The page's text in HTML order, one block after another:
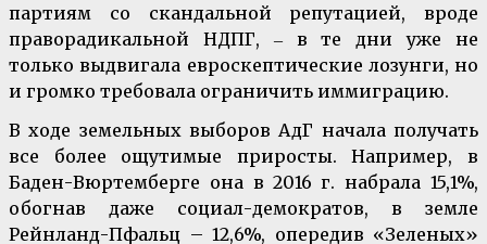
партиям со скандальной репутацией, вроде
праворадикальной НДПГ, ‒ в те дни уже не
только выдвигала евроскептические лозунги, но
и громко требовала ограничить иммиграцию.
В ходе земельных выборов АдГ начала получать
все более ощутимые приросты. Например, в
Баден-Вюртемберге она в 2016 г. набрала 15,1%,
обогнав даже социал-демократов, в земле
Рейнланд-Пфальц – 12,6%, опередив «Зеленых»